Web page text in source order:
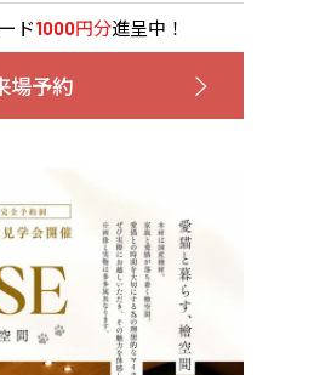
ド1000円分進呈中！
場予約